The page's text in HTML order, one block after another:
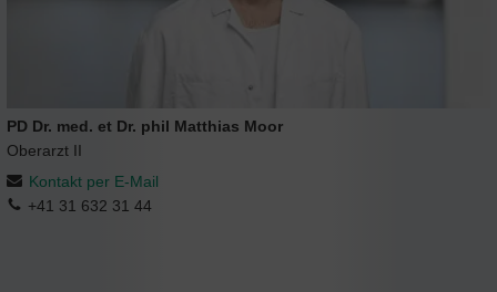
PD Dr. med. et Dr. phil Matthias Moor
Oberarzt II
Kontakt per E-Mail
+41 31 632 31 44